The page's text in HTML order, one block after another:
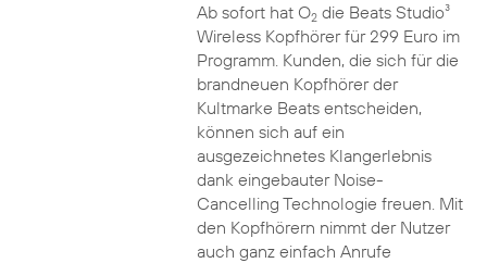
Ab sofort hat O2die Beats Studio³
Wireless Kopfhörer für 299 Euro im
Programm. Kunden, die sich für die
brandneuen Kopfhörer der
Kultmarke Beats entscheiden,
können sich auf ein
ausgezeichnetes Klangerlebnis
dank eingebauter Noise-
Cancelling Technologie freuen. Mit
den Kopfhörern nimmt der Nutzer
auch ganz einfach Anrufe